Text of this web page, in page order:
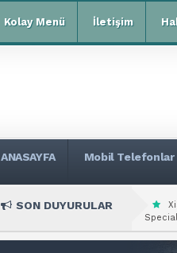
Kolay Menü İletişim
ANASAYFA Mobil Telefonlar
SON DUYURULAR